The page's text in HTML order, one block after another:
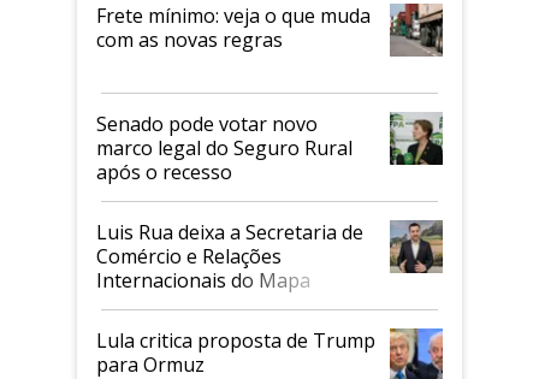
Frete mínimo: veja o que muda
com as novas regras
Senado pode votar novo
marco legal do Seguro Rural
após o recesso
Luis Rua deixa a Secretaria de
Comércio e Relações
Internacionais do Mapa
Lula critica proposta de Trump
para Ormuz